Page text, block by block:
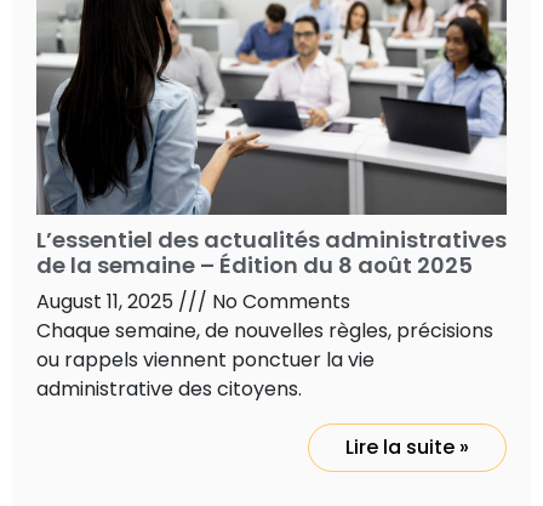
L’essentiel des actualités administratives
de la semaine – Édition du 8 août 2025
August 11, 2025
No Comments
Chaque semaine, de nouvelles règles, précisions
ou rappels viennent ponctuer la vie
administrative des citoyens.
Lire la suite »